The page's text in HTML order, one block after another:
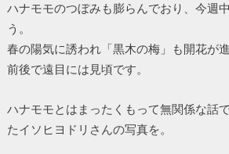
ハナモモのつぼみも膨らんでおり、今週
う。
春の陽気に誘われ「黒木の梅」も開花が
前後で遠目には見頃です。
ハナモモとはまったくもって無関係な話
たイソヒヨドリさんの写真を。